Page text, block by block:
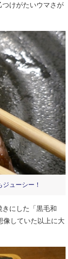
けがたいウマさが
ューシー！
にした「黒毛和
していた以上に大